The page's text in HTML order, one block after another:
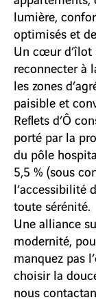
lumière,
optimisés et
Un cœur d’îlot
reconnecter à
les zones
paisible et
Reflets d’Ô
porté par la
du pôle
5,5 % (sous
l’accessibilité
toute sérénité.
Une alliance
modernité,
manquez pas
choisir la
nous